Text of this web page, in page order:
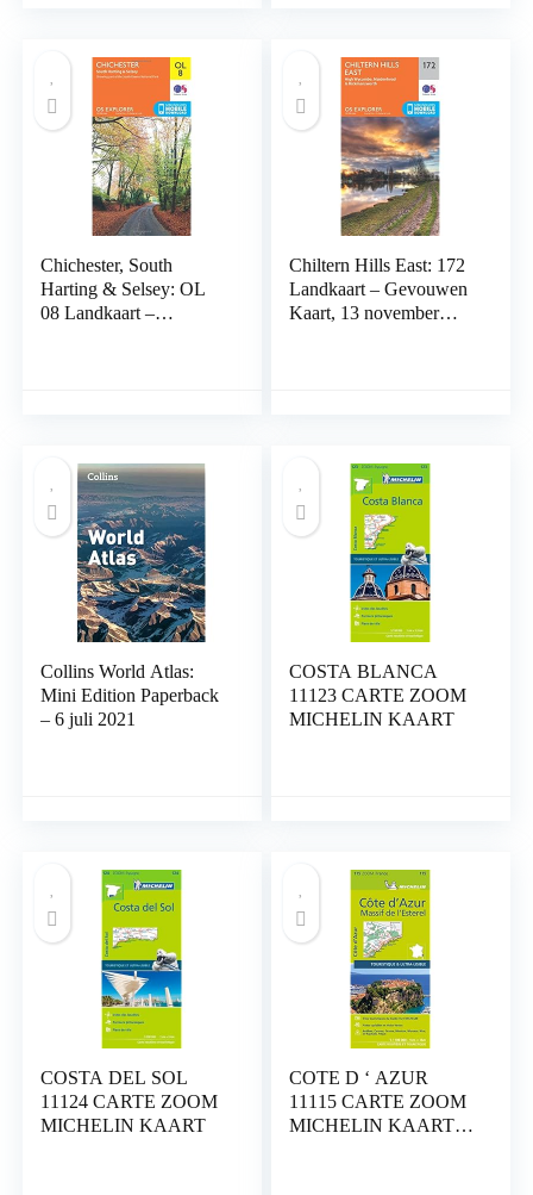
Chichester, South
Harting & Selsey: OL
08 Landkaart –
Chiltern Hills East: 172
Landkaart – Gevouwen
Kaart, 13 november
Collins World Atlas:
Mini Edition Paperback
– 6 juli 2021
COSTA BLANCA
11123 CARTE ZOOM
MICHELIN KAART
COSTA DEL SOL
11124 CARTE ZOOM
MICHELIN KAART
COTE D ‘ AZUR
11115 CARTE ZOOM
MICHELIN KAART: